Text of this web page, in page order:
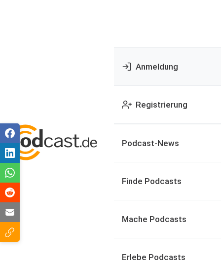
Anmeldung
Registrierung
Podcast-News
Finde Podcasts
Mache Podcasts
Erlebe Podcasts